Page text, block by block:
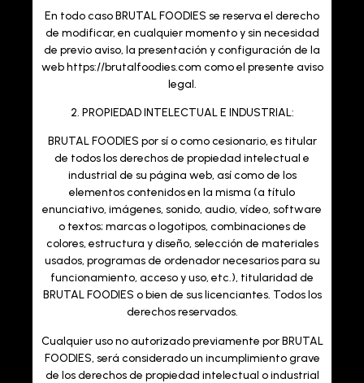
En todo caso BRUTAL FOODIES se reserva el derecho
de modificar, en cualquier momento y sin necesidad
de previo aviso, la presentación y configuración de la
web https://brutalfoodies.com como el presente aviso
legal.
2. PROPIEDAD INTELECTUAL E INDUSTRIAL:
BRUTAL FOODIES por sí o como cesionario, es titular
de todos los derechos de propiedad intelectual e
industrial de su página web, así como de los
elementos contenidos en la misma (a título
enunciativo, imágenes, sonido, audio, vídeo, software
o textos; marcas o logotipos, combinaciones de
colores, estructura y diseño, selección de materiales
usados, programas de ordenador necesarios para su
funcionamiento, acceso y uso, etc.), titularidad de
BRUTAL FOODIES o bien de sus licenciantes. Todos los
derechos reservados.
Cualquier uso no autorizado previamente por BRUTAL
FOODIES, será considerado un incumplimiento grave
de los derechos de propiedad intelectual o industrial